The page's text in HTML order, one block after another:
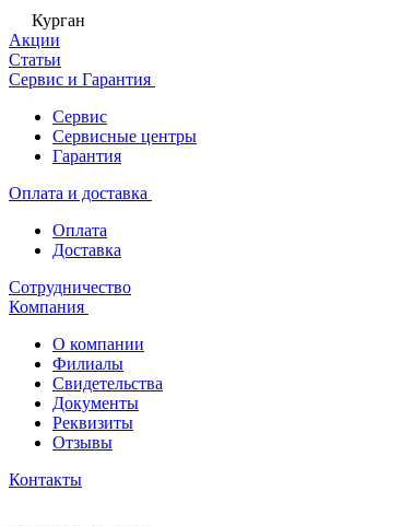
Курган
Акции
Статьи
Сервис и Гарантия
Сервис
Сервисные центры
Гарантия
Оплата и доставка
Оплата
Доставка
Сотрудничество
Компания
О компании
Филиалы
Свидетельства
Документы
Реквизиты
Отзывы
Контакты